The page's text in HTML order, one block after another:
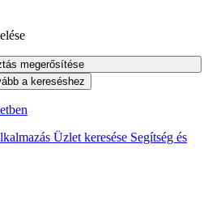
megerősítése
a kereséshez
Üzlet keresése Segítség és